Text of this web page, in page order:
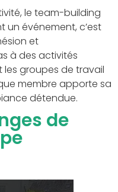
le team-building
un événement, c’est
et
à des activités
groupes de travail
membre apporte sa
détendue.
de